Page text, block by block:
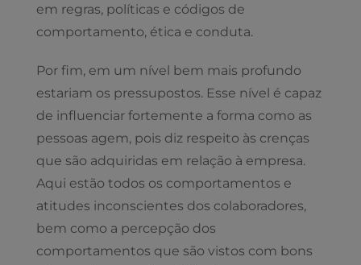
em regras, políticas e códigos de
comportamento, ética e conduta.
Por fim, em um nível bem mais profundo
estariam os pressupostos. Esse nível é capaz
de influenciar fortemente a forma como as
pessoas agem, pois diz respeito às crenças
que são adquiridas em relação à empresa.
Aqui estão todos os comportamentos e
atitudes inconscientes dos colaboradores,
bem como a percepção dos
comportamentos que são vistos com bons